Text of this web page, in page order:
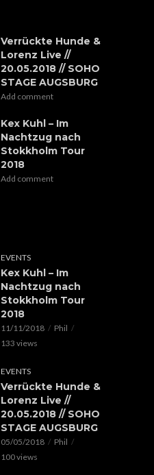
Verrückte Hunde &
Lorenz Live //
20.05.2018 // SOHO
STAGE AUGSBURG
Add comment
Kex Kuhl – Im
Nachtzug nach
Stokkholm Tour
2018
Add comment
EVENTS
Kex Kuhl – Im
Nachtzug nach
Stokkholm Tour
2018
11/11/2018
Phil
133 views
EVENTS
Verrückte Hunde &
Lorenz Live //
20.05.2018 // SOHO
STAGE AUGSBURG
05/05/2018
Phil
100 views